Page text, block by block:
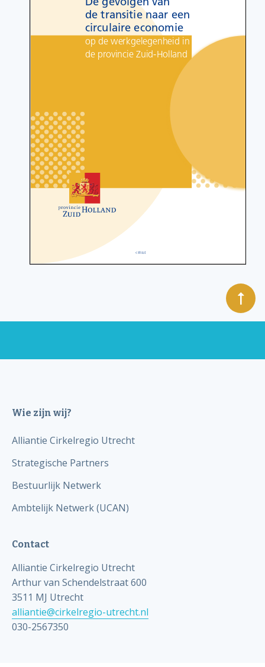
Wie zijn wij?
Alliantie Cirkelregio Utrecht
Strategische Partners
Bestuurlijk Netwerk
Ambtelijk Netwerk (UCAN)
Contact
Alliantie Cirkelregio Utrecht
Arthur van Schendelstraat 600
3511 MJ Utrecht
alliantie@cirkelregio-utrecht.nl
030-2567350